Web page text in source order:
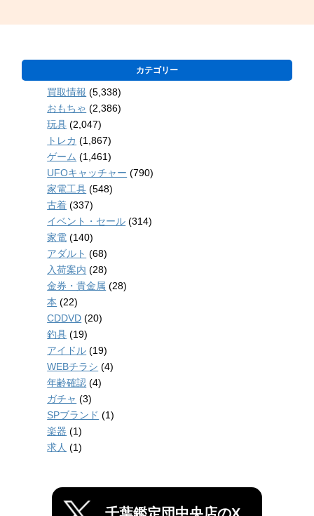
カテゴリー
買取情報 (5,338)
おもちゃ (2,386)
玩具 (2,047)
トレカ (1,867)
ゲーム (1,461)
UFOキャッチャー (790)
家電工具 (548)
古着 (337)
イベント・セール (314)
家電 (140)
アダルト (68)
入荷案内 (28)
金券・貴金属 (28)
本 (22)
CDDVD (20)
釣具 (19)
アイドル (19)
WEBチラシ (4)
年齢確認 (4)
ガチャ (3)
SPブランド (1)
楽器 (1)
求人 (1)